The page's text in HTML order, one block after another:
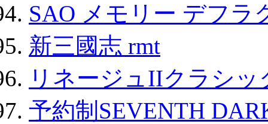
SAO メモリー デフラ
新三國志 rmt
リネージュIIクラシ
予約制SEVENTH